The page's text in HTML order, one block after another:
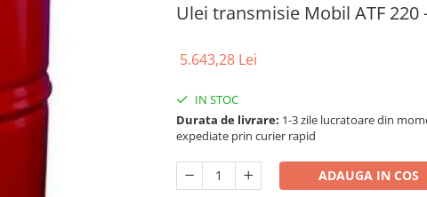
Ulei transmisie Mobil ATF 220
5.643,28 Lei
IN STOC
Durata de livrare: 1-3 zile lucratoare din
expediate prin curier rapid
ADAUGA IN COS